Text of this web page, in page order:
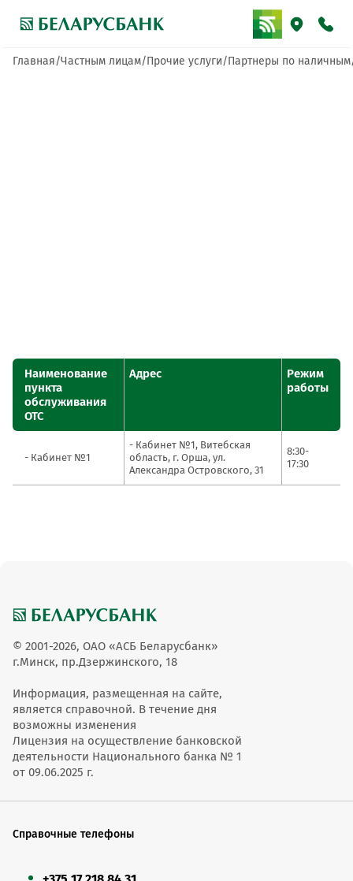
Главная Частным лицам Прочие услуги Партнеры по наличным
Наименование
пункта
обслуживания
ОТС
Адрес
Режим
работы
- Кабинет №1
- Кабинет №1, Витебская
область, г. Орша, ул.
Александра Островского, 31
8:30-
17:30
© 2001-2026, ОАО «АСБ Беларусбанк»
г.Минск, пр.Дзержинского, 18
Информация, размещенная на сайте,
является справочной. В течение дня
возможны изменения
Лицензия на осуществление банковской
деятельности Национального банка № 1
от 09.06.2025 г.
Справочные телефоны